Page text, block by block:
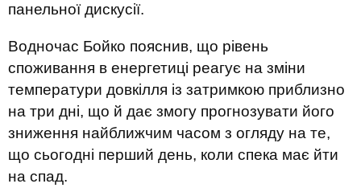
панельної дискусії.
Водночас Бойко пояснив, що рівень
споживання в енергетиці реагує на зміни
температури довкілля із затримкою приблизно
на три дні, що й дає змогу прогнозувати його
зниження найближчим часом з огляду на те,
що сьогодні перший день, коли спека має йти
на спад.